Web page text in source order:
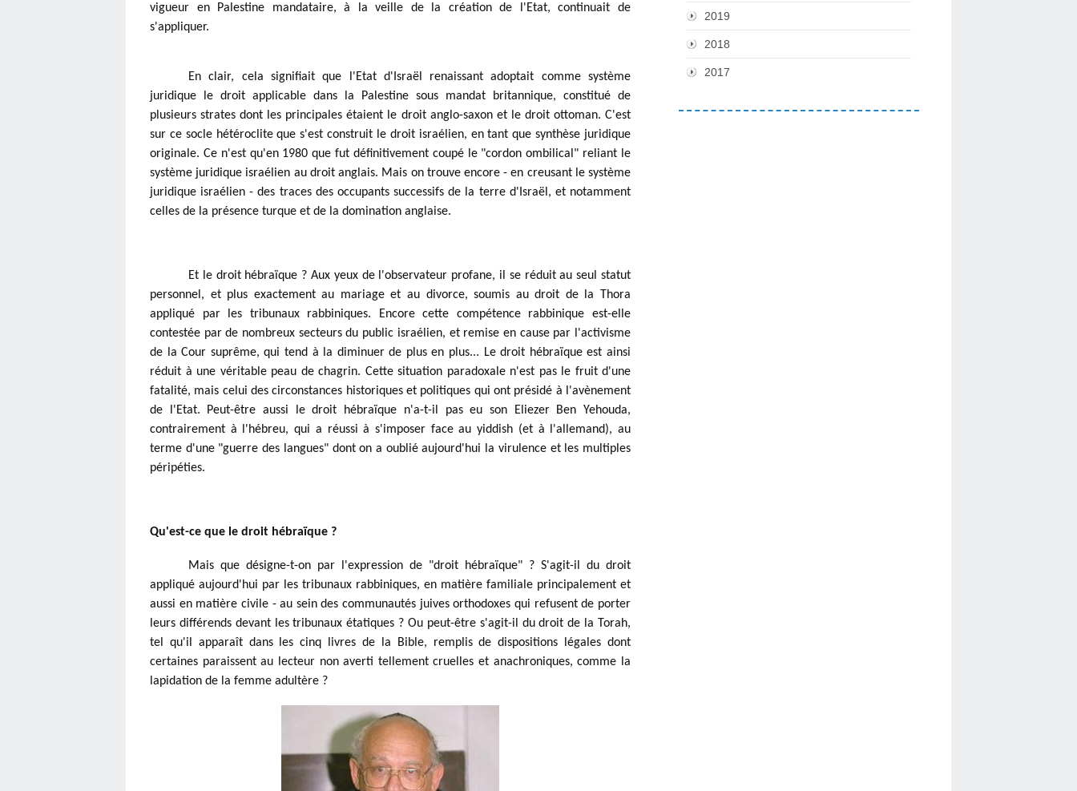
vigueur en Palestine mandataire, à la veille de la création de l'Etat, continuait de
s'appliquer.
En clair, cela signifiait que l'Etat d'Israël renaissant adoptait comme système
juridique le droit applicable dans la Palestine sous mandat britannique, constitué de
plusieurs strates dont les principales étaient le droit anglo-saxon et le droit ottoman. C'est
sur ce socle hétéroclite que s'est construit le droit israélien, en tant que synthèse juridique
originale. Ce n'est qu'en 1980 que fut définitivement coupé le "cordon ombilical" reliant le
système juridique israélien au droit anglais. Mais on trouve encore - en creusant le système
juridique israélien - des traces des occupants successifs de la terre d'Israël, et notamment
celles de la présence turque et de la domination anglaise.
Et le droit hébraïque ? Aux yeux de l'observateur profane, il se réduit au seul statut
personnel, et plus exactement au mariage et au divorce, soumis au droit de la Thora
appliqué par les tribunaux rabbiniques. Encore cette compétence rabbinique est-elle
contestée par de nombreux secteurs du public israélien, et remise en cause par l'activisme
de la Cour suprême, qui tend à la diminuer de plus en plus... Le droit hébraïque est ainsi
réduit à une véritable peau de chagrin. Cette situation paradoxale n'est pas le fruit d'une
fatalité, mais celui des circonstances historiques et politiques qui ont présidé à l'avènement
de l'Etat. Peut-être aussi le droit hébraïque n'a-t-il pas eu son Eliezer Ben Yehouda,
contrairement à l'hébreu, qui a réussi à s'imposer face au yiddish (et à l'allemand), au
terme d'une "guerre des langues" dont on a oublié aujourd'hui la virulence et les multiples
péripéties.
Qu'est-ce que le droit hébraïque ?
Mais que désigne-t-on par l'expression de "droit hébraïque" ? S'agit-il du droit
appliqué aujourd'hui par les tribunaux rabbiniques, en matière familiale principalement et
aussi en matière civile - au sein des communautés juives orthodoxes qui refusent de porter
leurs différends devant les tribunaux étatiques ? Ou peut-être s'agit-il du droit de la Torah,
tel qu'il apparaît dans les cinq livres de la Bible, remplis de dispositions légales dont
certaines paraissent au lecteur non averti tellement cruelles et anachroniques, comme la
lapidation de la femme adultère ?
2019
2018
2017